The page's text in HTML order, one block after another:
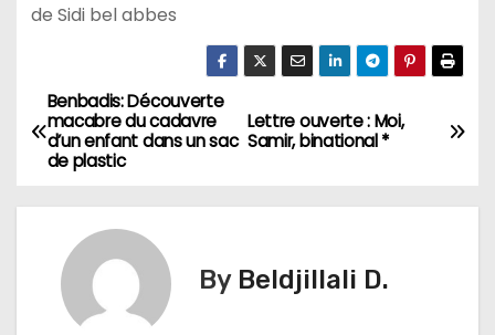
de Sidi bel abbes
N
a
v
Lettre ouverte : Moi,
Samir, binational *
Benbadis: Découverte
macabre du cadavre
d’un enfant dans un sac
de plastic
By Beldjillali D.